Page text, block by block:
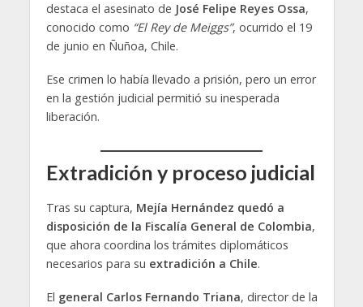
destaca el asesinato de José Felipe Reyes Ossa,
conocido como “El Rey de Meiggs”, ocurrido el 19
de junio en Ñuñoa, Chile.
Ese crimen lo había llevado a prisión, pero un error
en la gestión judicial permitió su inesperada
liberación.
Extradición y proceso judicial
Tras su captura, Mejía Hernández quedó a
disposición de la Fiscalía General de Colombia,
que ahora coordina los trámites diplomáticos
necesarios para su extradición a Chile.
El general Carlos Fernando Triana, director de la